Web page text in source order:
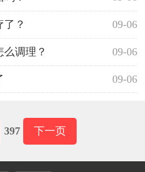
09-06
？
09-06
调理？
09-06
397 下一页